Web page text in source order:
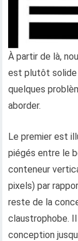
À partir de là,
est plutôt solide
quelques
aborder.
Le premier est
piégés entre le
conteneur
pixels) par
reste de la
claustrophobe.
conception